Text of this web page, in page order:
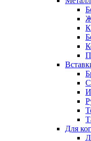
Для